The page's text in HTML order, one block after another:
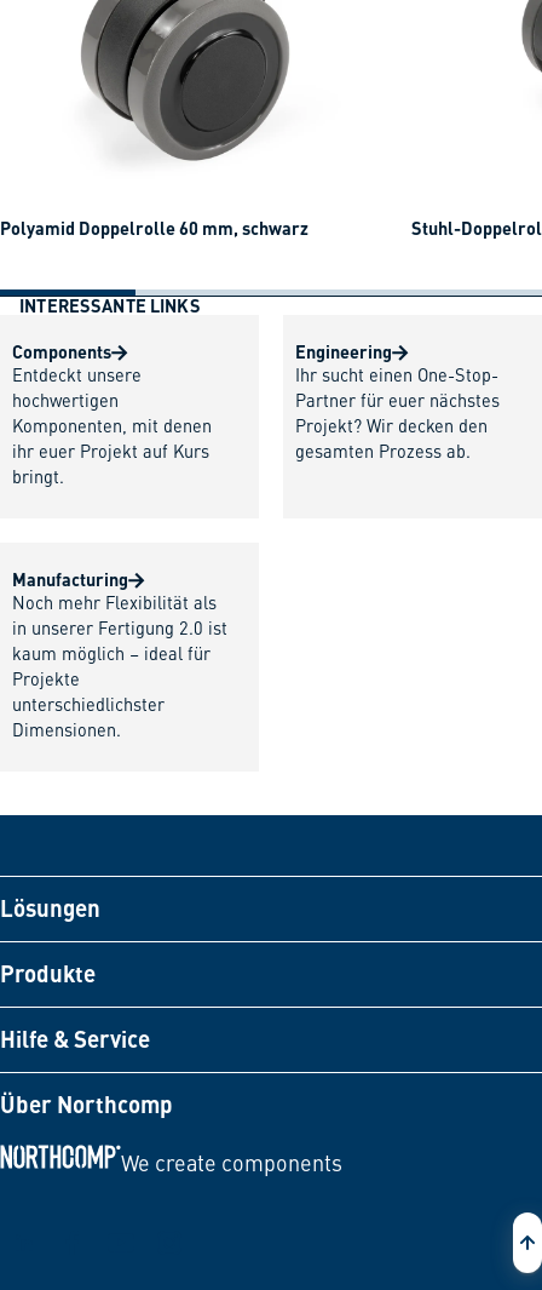
Polyamid Doppelrolle 60 mm, schwarz Stuhl-
INTERESSANTE LINKS
Components
Entdeckt unsere
hochwertigen
Komponenten, mit denen
ihr euer Projekt auf Kurs
bringt.
Engineering
Ihr sucht einen One-Stop-
Partner für euer nächstes
Projekt? Wir decken den
gesamten Prozess ab.
Manufacturing
Noch mehr Flexibilität als
in unserer Fertigung 2.0 ist
kaum möglich – ideal für
Projekte
unterschiedlichster
Dimensionen.
Lösungen
Produkte
Hilfe & Service
Über Northcomp
We create components